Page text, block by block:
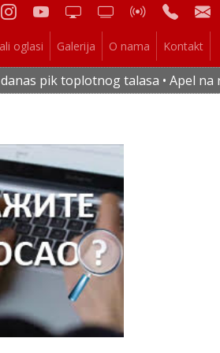
oglasi Galerija O nama Kontakt
pik toplotnog talasa • Apel na